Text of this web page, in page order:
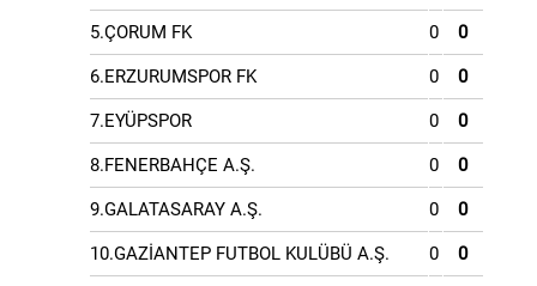
5.ÇORUM FK 0 0
6.ERZURUMSPOR FK 0 0
7.EYÜPSPOR 0 0
8.FENERBAHÇE A.Ş. 0 0
9.GALATASARAY A.Ş. 0 0
10.GAZİANTEP FUTBOL KULÜBÜ A.Ş. 0 0